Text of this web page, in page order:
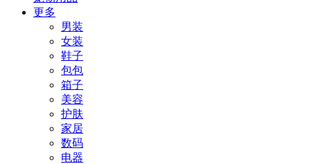
更多
男装
女装
鞋子
包包
箱子
美容
护肤
家居
数码
电器